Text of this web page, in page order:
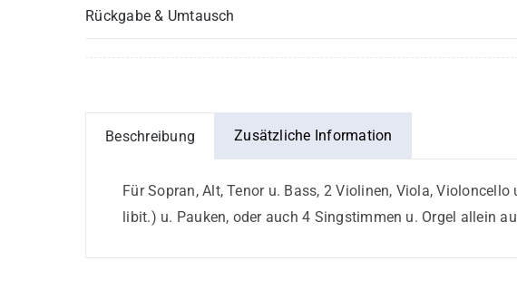
2.
in
C
Rückgabe & Umtausch
Beschreibung Zusätzliche Information
Für Sopran, Alt, Tenor u. Bass, 2 Violinen, Viola,
libit.) u. Pauken, oder auch 4 Singstimmen u. Orgel allein